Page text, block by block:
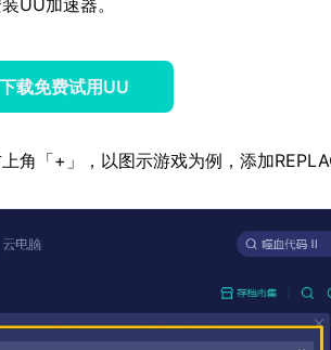
下载免费试用UU
角「+」，以图示游戏为例，添加